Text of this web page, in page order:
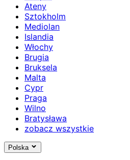
Ateny
Sztokholm
Mediolan
Islandia
Włochy
Brugia
Bruksela
Malta
Cypr
Praga
Wilno
Bratysława
zobacz wszystkie
Polska